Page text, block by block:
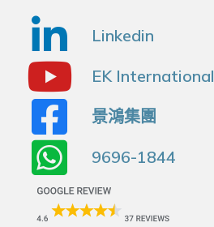
Linkedin
EK International
景鴻集團
9696-1844